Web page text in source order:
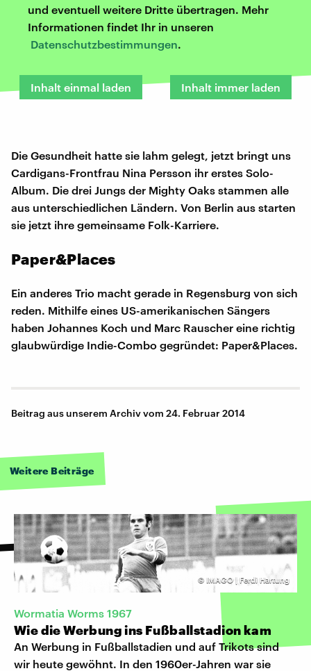
und eventuell weitere Dritte übertragen. Mehr
Informationen findet Ihr in unseren
Datenschutzbestimmungen.
Inhalt einmal laden Inhalt immer laden
Die Gesundheit hatte sie lahm gelegt, jetzt bringt uns
Cardigans-Frontfrau Nina Persson ihr erstes Solo-
Album. Die drei Jungs der Mighty Oaks stammen alle
aus unterschiedlichen Ländern. Von Berlin aus starten
sie jetzt ihre gemeinsame Folk-Karriere.
Paper&Places
Ein anderes Trio macht gerade in Regensburg von sich
reden. Mithilfe eines US-amerikanischen Sängers
haben Johannes Koch und Marc Rauscher eine richtig
glaubwürdige Indie-Combo gegründet: Paper&Places.
Beitrag aus unserem Archiv vom 24. Februar 2014
Weitere Beiträge
© IMAGO | Ferdi Hartung
Wormatia Worms 1967
Wie die Werbung ins Fußballstadion kam
An Werbung in Fußballstadien und auf Trikots sind
wir heute gewöhnt. In den 1960er-Jahren war sie